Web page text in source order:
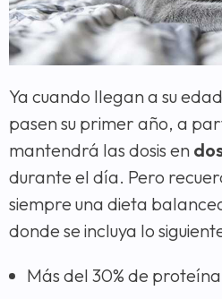
Ya cuando llegan a su
pasen su primer año, a
mantendrá las dosis en
durante el día. Pero
siempre una dieta
donde se incluya lo
Más del 30% de